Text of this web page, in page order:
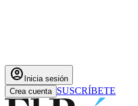
account_circle Inicia sesión
Crea cuenta SUSCRÍBETE